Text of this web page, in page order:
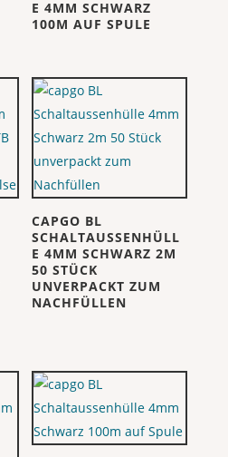
E 4MM SCHWARZ
100M AUF SPULE
CAPGO BL
SCHALTAUSSENHÜLL
E 4MM SCHWARZ 2M
50 STÜCK
UNVERPACKT ZUM
NACHFÜLLEN